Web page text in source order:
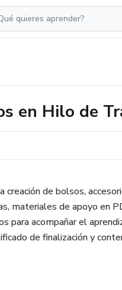
en Hilo de
creación de bolsos,
materiales de apoyo en
para acompañar el
de finalización y